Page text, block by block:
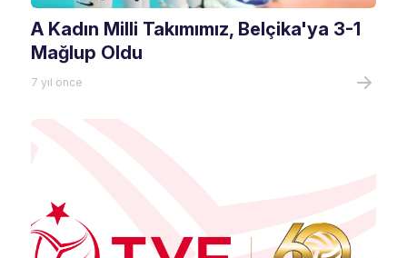
A Kadın Milli Takımımız, Belçika'ya 3-1
Mağlup Oldu
7 yıl önce